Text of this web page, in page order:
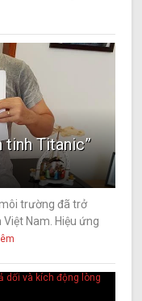
tinh Titanic”
trường đã trở
Nam. Hiệu ứng